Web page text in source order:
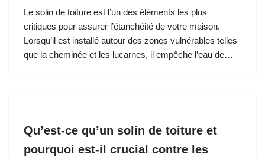
Le solin de toiture est l’un des éléments les plus
critiques pour assurer l’étanchéité de votre maison.
Lorsqu’il est installé autour des zones vulnérables telles
que la cheminée et les lucarnes, il empêche l’eau de…
Qu’est-ce qu’un solin de toiture et
pourquoi est-il crucial contre les